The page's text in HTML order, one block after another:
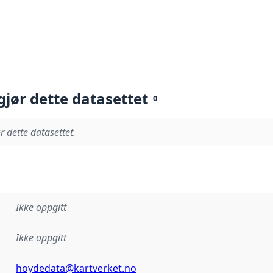
dette datasettet 0
dette datasettet.
Ikke oppgitt
Ikke oppgitt
hoydedata@kartverket.no